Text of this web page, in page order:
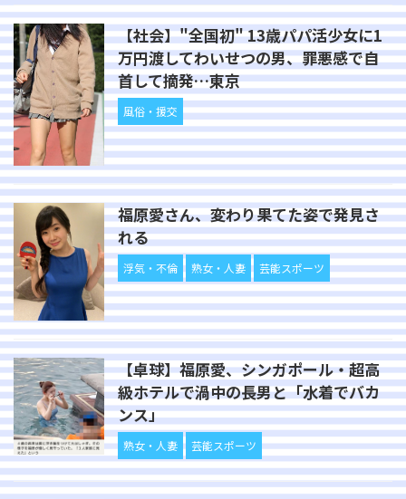
【社会】"全国初" 13歳パパ活少女に1
万円渡してわいせつの男、罪悪感で自
首して摘発…東京
風俗・援交
福原愛さん、変わり果てた姿で発見さ
れる
浮気・不倫 熟女・人妻 芸能スポーツ
【卓球】福原愛、シンガポール・超高
級ホテルで渦中の長男と「水着でバカ
ンス」
熟女・人妻 芸能スポーツ